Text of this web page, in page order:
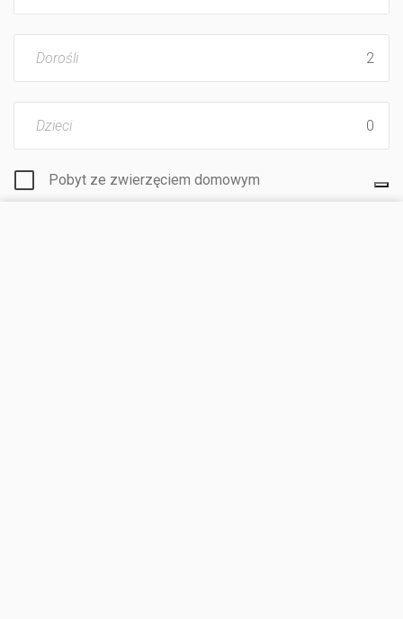
Dorośli
Dzieci
Pobyt ze zwierzęciem domowym